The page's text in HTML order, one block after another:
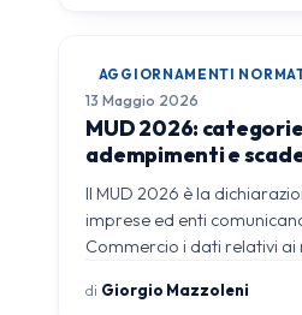
AGGIORNAMENTI
13 Maggio 2026
MUD 2026:
adempimenti e
Il MUD 2026 è la
imprese ed enti
Commercio i dati relativi ai
di Giorgio Mazzoleni